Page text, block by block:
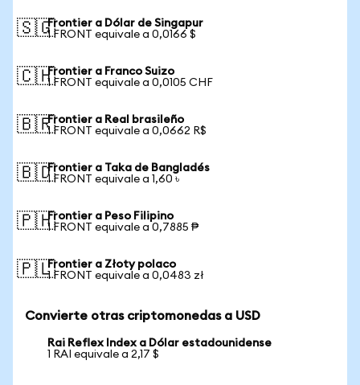
🇸🇬Frontier a Dólar de Singapur
1 FRONT equivale a 0,0166 $
🇨🇭Frontier a Franco Suizo
1 FRONT equivale a 0,0105 CHF
🇧🇷Frontier a Real brasileño
1 FRONT equivale a 0,0662 R$
🇧🇩Frontier a Taka de Bangladés
1 FRONT equivale a 1,60 ৳
🇵🇭Frontier a Peso Filipino
1 FRONT equivale a 0,7885 ₱
🇵🇱Frontier a Złoty polaco
1 FRONT equivale a 0,0483 zł
Convierte otras criptomonedas a USD
Rai Reflex Index a Dólar estadounidense
1 RAI equivale a 2,17 $